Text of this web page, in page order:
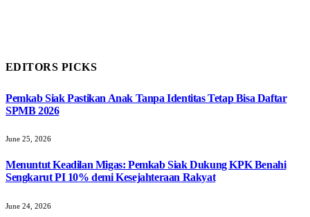
EDITORS PICKS
Pemkab Siak Pastikan Anak Tanpa Identitas Tetap Bisa Daftar
SPMB 2026
June 25, 2026
Menuntut Keadilan Migas: Pemkab Siak Dukung KPK Benahi
Sengkarut PI 10% demi Kesejahteraan Rakyat
June 24, 2026